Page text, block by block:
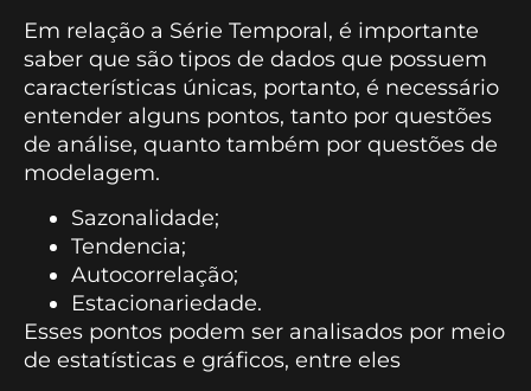
Em relação a Série Temporal, é importante
saber que são tipos de dados que possuem
características únicas, portanto, é necessário
entender alguns pontos, tanto por questões
de análise, quanto também por questões de
modelagem.
Sazonalidade;
Tendencia;
Autocorrelação;
Estacionariedade.
Esses pontos podem ser analisados por meio
de estatísticas e gráficos, entre eles